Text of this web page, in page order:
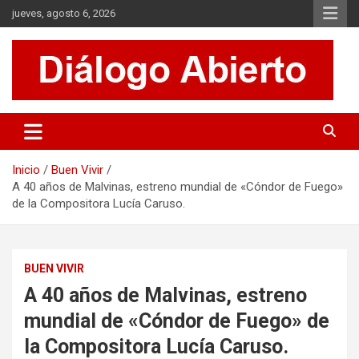
Saltar
al
contenido
jueves, agosto 6, 2026
Diálogo Abierto
Se tratan diversos temas de actualidad buscando hacer un
aporte a la sociedad, brindando información relevante de lo que
Inicio
Buen Vivir
A 40 años de Malvinas, estreno mundial de «Cóndor de Fuego»
de la Compositora Lucía Caruso.
BUEN VIVIR
A 40 años de Malvinas, estreno
mundial de «Cóndor de Fuego» de
la Compositora Lucía Caruso.